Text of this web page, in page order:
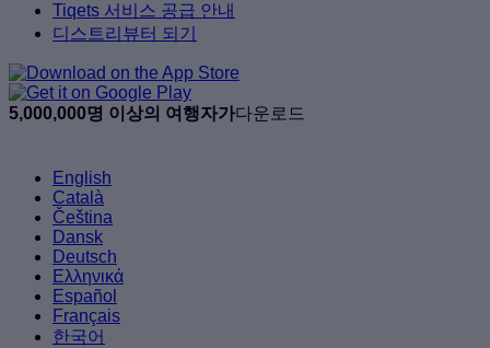
Tiqets 서비스 공급 안내
디스트리뷰터 되기
5,000,000명 이상의 여행자가다운로드
English
Català
Čeština
Dansk
Deutsch
Ελληνικά
Español
Français
한국어